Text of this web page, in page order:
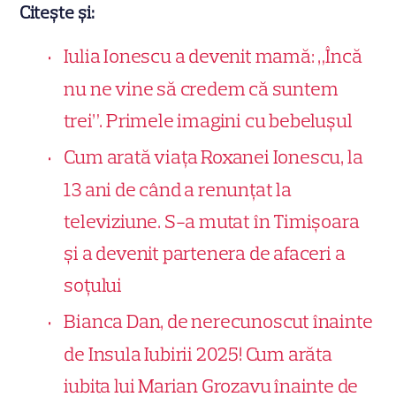
Citește și:
Iulia Ionescu a devenit mamă: „Încă
nu ne vine să credem că suntem
trei”. Primele imagini cu bebelușul
Cum arată viața Roxanei Ionescu, la
13 ani de când a renunțat la
televiziune. S-a mutat în Timișoara
și a devenit partenera de afaceri a
soțului
Bianca Dan, de nerecunoscut înainte
de Insula Iubirii 2025! Cum arăta
iubita lui Marian Grozavu înainte de